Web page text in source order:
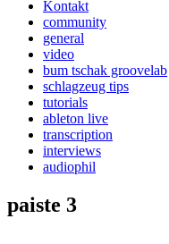
Kontakt
community
general
video
bum tschak groovelab
schlagzeug tips
tutorials
ableton live
transcription
interviews
audiophil
paiste 3